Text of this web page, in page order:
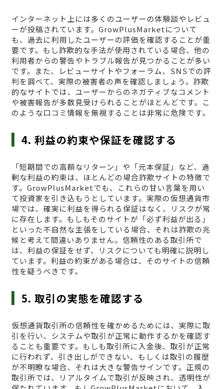
インターネット上には多くのユーザーの体験談やレビュ
ーが投稿されています。GrowPlusMarketについて
も、過去に利用したユーザーの評価を確認することが重
要です。もし詐欺的な手法が使用されている場合、他の
利用者からの警告やトラブル報告が見つかることが多い
です。また、レビューサイトやフォーラム、SNSでの評
判を調べて、実際の被害者の声を確認しましょう。詐欺
的なサイトでは、ユーザーからのネガティブなコメント
や被害報告が多数見受けられることがほとんどです。こ
のような口コミ情報を無視することは非常に危険です。
4. 利益の約束や保証を確認する
「短期間での高額なリターン」や「元本保証」など、過
剰な利益の約束は、ほとんどの場合詐欺サイトの特徴で
す。GrowPlusMarketでも、これらの甘い言葉を用い
て投資家を引き込もうとしています。実際の仮想通貨市
場では、確実に利益を得られる保証はなく、リスクが常
に存在します。もしもそのサイトが「必ず利益が出る」
といった不自然な主張をしている場合、それは詐欺の兆
候と考えて間違いありません。信頼性のある取引所で
は、利益の保証をせず、リスクについても明確に説明し
ています。利益の約束がある場合は、そのサイトの信頼
性を疑うべきです。
5. 取引の実態を確認する
仮想通貨取引所の信頼性を確かめるためには、実際に取
引を行い、システムや取引が正常に動作するかを確認す
ることも重要です。もしも取引所に入金後、取引が正常
に行われず、引き出しができない、もしくは取引の履歴
が不明瞭な場合、それは大きな警告サインです。正規の
取引所では、リアルタイムで取引が反映され、透明性が